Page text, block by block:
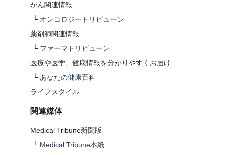
がん関連情報
└ オンコロジートリビューン
薬剤師関連情報
└ ファーマトリビューン
医療や医学、健康情報を分かりやすくお届け
└ あなたの健康百科
ライフスタイル
関連媒体
Medical Tribune新聞版
└ Medical Tribune本紙